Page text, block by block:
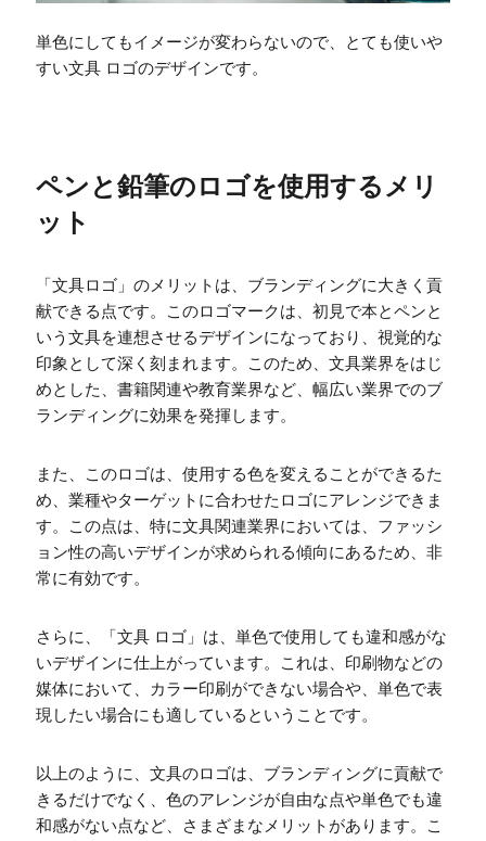
単色にしてもイメージが変わらないので、とても使いや
すい文具 ロゴのデザインです。
ペンと鉛筆のロゴを使用するメリ
ット
「文具ロゴ」のメリットは、ブランディングに大きく貢
献できる点です。このロゴマークは、初見で本とペンと
いう文具を連想させるデザインになっており、視覚的な
印象として深く刻まれます。このため、文具業界をはじ
めとした、書籍関連や教育業界など、幅広い業界でのブ
ランディングに効果を発揮します。
また、このロゴは、使用する色を変えることができるた
め、業種やターゲットに合わせたロゴにアレンジできま
す。この点は、特に文具関連業界においては、ファッシ
ョン性の高いデザインが求められる傾向にあるため、非
常に有効です。
さらに、「文具 ロゴ」は、単色で使用しても違和感がな
いデザインに仕上がっています。これは、印刷物などの
媒体において、カラー印刷ができない場合や、単色で表
現したい場合にも適しているということです。
以上のように、文具のロゴは、ブランディングに貢献で
きるだけでなく、色のアレンジが自由な点や単色でも違
和感がない点など、さまざまなメリットがあります。こ